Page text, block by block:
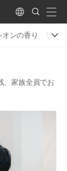
Language
Search
Submit
オンの香り 悟り
、家族全員でお